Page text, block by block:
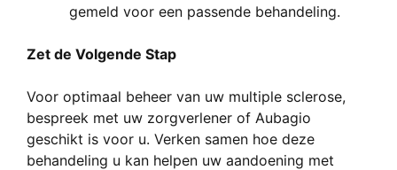
gemeld voor een passende behandeling.
Zet de Volgende Stap
Voor optimaal beheer van uw multiple sclerose,
bespreek met uw zorgverlener of Aubagio
geschikt is voor u. Verken samen hoe deze
behandeling u kan helpen uw aandoening met